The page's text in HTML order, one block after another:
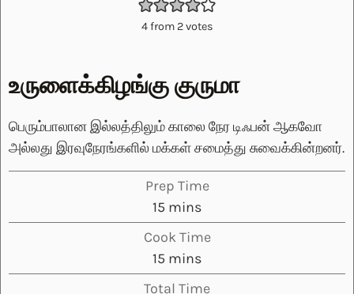
4from 2votes
உருளைக்கிழங்கு குருமா
பெரும்பாலான இல்லத்திலும் காலை நேர டிஃபன் ஆகவோ
அல்லது இரவுநேரங்களில் மக்கள் சமைத்து சுவைக்கின்றனர்.
Prep Time
15 minutes
mins
Cook Time
15 minutes
mins
Total Time